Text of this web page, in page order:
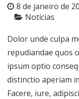
8 de janeiro de
Notícias
Dolor unde culpa
repudiandae quos
ipsum optio
distinctio aperiam
Facere, iure,